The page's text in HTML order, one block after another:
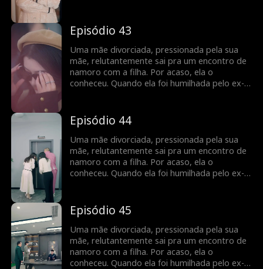
identidade como CEO e a ajudou de todas as
maneiras possíveis, enfrentando obstáculos
no caminho para a felicidade, ela descobre
que ele é o homem com quem ela teve um
caso de uma noite anos atrás, e é o pai
biológico de sua filha...
Episódio 43
Uma mãe divorciada, pressionada pela sua
mãe, relutantemente sai pra um encontro de
namoro com a filha. Por acaso, ela o
conheceu. Quando ela foi humilhada pelo ex-
identidade como CEO e a ajudou de todas as
maneiras possíveis, enfrentando obstáculos
no caminho para a felicidade, ela descobre
que ele é o homem com quem ela teve um
caso de uma noite anos atrás, e é o pai
biológico de sua filha...
Episódio 44
Uma mãe divorciada, pressionada pela sua
mãe, relutantemente sai pra um encontro de
namoro com a filha. Por acaso, ela o
conheceu. Quando ela foi humilhada pelo ex-
identidade como CEO e a ajudou de todas as
maneiras possíveis, enfrentando obstáculos
no caminho para a felicidade, ela descobre
que ele é o homem com quem ela teve um
caso de uma noite anos atrás, e é o pai
biológico de sua filha...
Episódio 45
Uma mãe divorciada, pressionada pela sua
mãe, relutantemente sai pra um encontro de
namoro com a filha. Por acaso, ela o
conheceu. Quando ela foi humilhada pelo ex-